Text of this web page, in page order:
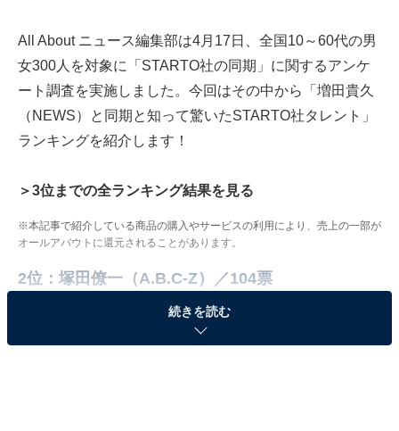
All About ニュース編集部は4月17日、全国10～60代の男
女300人を対象に「STARTO社の同期」に関するアンケ
ート調査を実施しました。今回はその中から「増田貴久
（NEWS）と同期と知って驚いたSTARTO社タレント」
ランキングを紹介します！
＞3位までの全ランキング結果を見る
※本記事で紹介している商品の購入やサービスの利用により、売上の一部が
オールアバウトに還元されることがあります。
2位：塚田僚一（A.B.C-Z）／104票
続きを読む